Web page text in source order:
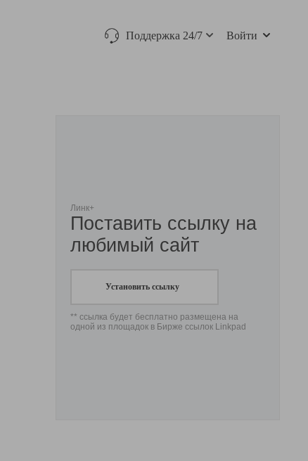
Поддержка 24/7 Войти
Линк+
Поставить ссылку на
любимый сайт
Установить ссылку
** ссылка будет бесплатно размещена на
одной из площадок в Бирже ссылок Linkpad